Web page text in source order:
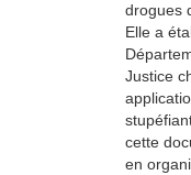
drogues
Elle a
Justice
cette
en